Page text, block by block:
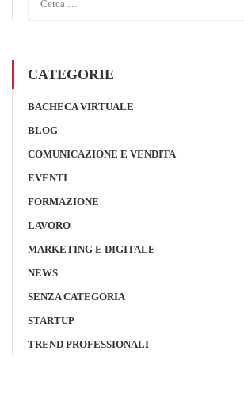
CATEGORIE
BACHECA VIRTUALE
BLOG
COMUNICAZIONE E VENDITA
EVENTI
FORMAZIONE
LAVORO
MARKETING E DIGITALE
NEWS
SENZA CATEGORIA
STARTUP
TREND PROFESSIONALI